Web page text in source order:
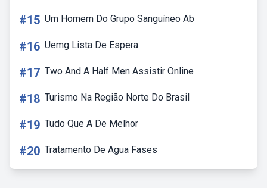
#15 Um Homem Do Grupo Sanguíneo Ab
#16 Uemg Lista De Espera
#17 Two And A Half Men Assistir Online
#18 Turismo Na Região Norte Do Brasil
#19 Tudo Que A De Melhor
#20 Tratamento De Agua Fases